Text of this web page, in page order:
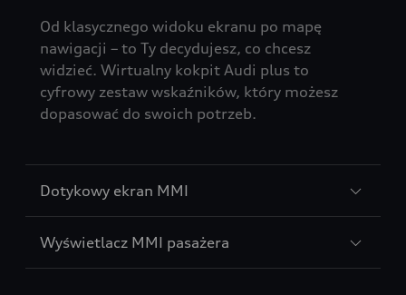
Od klasycznego widoku ekranu po mapę
nawigacji – to Ty decydujesz, co chcesz
widzieć. Wirtualny kokpit Audi plus to
cyfrowy zestaw wskaźników, który możesz
dopasować do swoich potrzeb.
Dotykowy ekran MMI
Wyświetlacz MMI pasażera